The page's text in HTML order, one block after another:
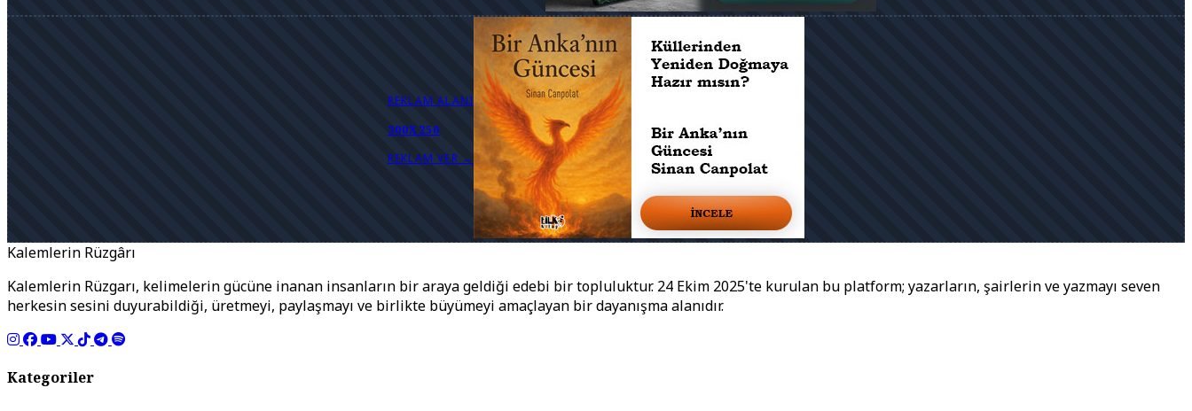
REKLAM ALANI
300X250
REKLAM VER →
Kalemlerin Rüzgârı
Kalemlerin Rüzgarı, kelimelerin gücüne inanan insanların bir araya geldiği edebi bir topluluktur. 24 Ekim 2025'te kurulan bu platform; yazarların, şairlerin ve yazmayı seven
herkesin sesini duyurabildiği, üretmeyi, paylaşmayı ve birlikte büyümeyi amaçlayan bir dayanışma alanıdır.
Kategoriler